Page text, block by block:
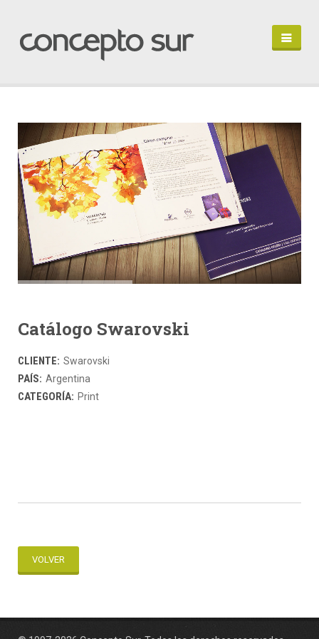
PERFIL
HABLEMOS
IN ENGLISH
Catálogo Swarovski
CLIENTE: Swarovski
PAÍS: Argentina
CATEGORÍA: Print
VOLVER